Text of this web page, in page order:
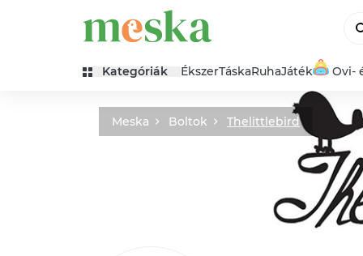
Kategóriák ÉkszerTáskaRuhaJáték Ovi-
Meska Boltok Thelittlebird